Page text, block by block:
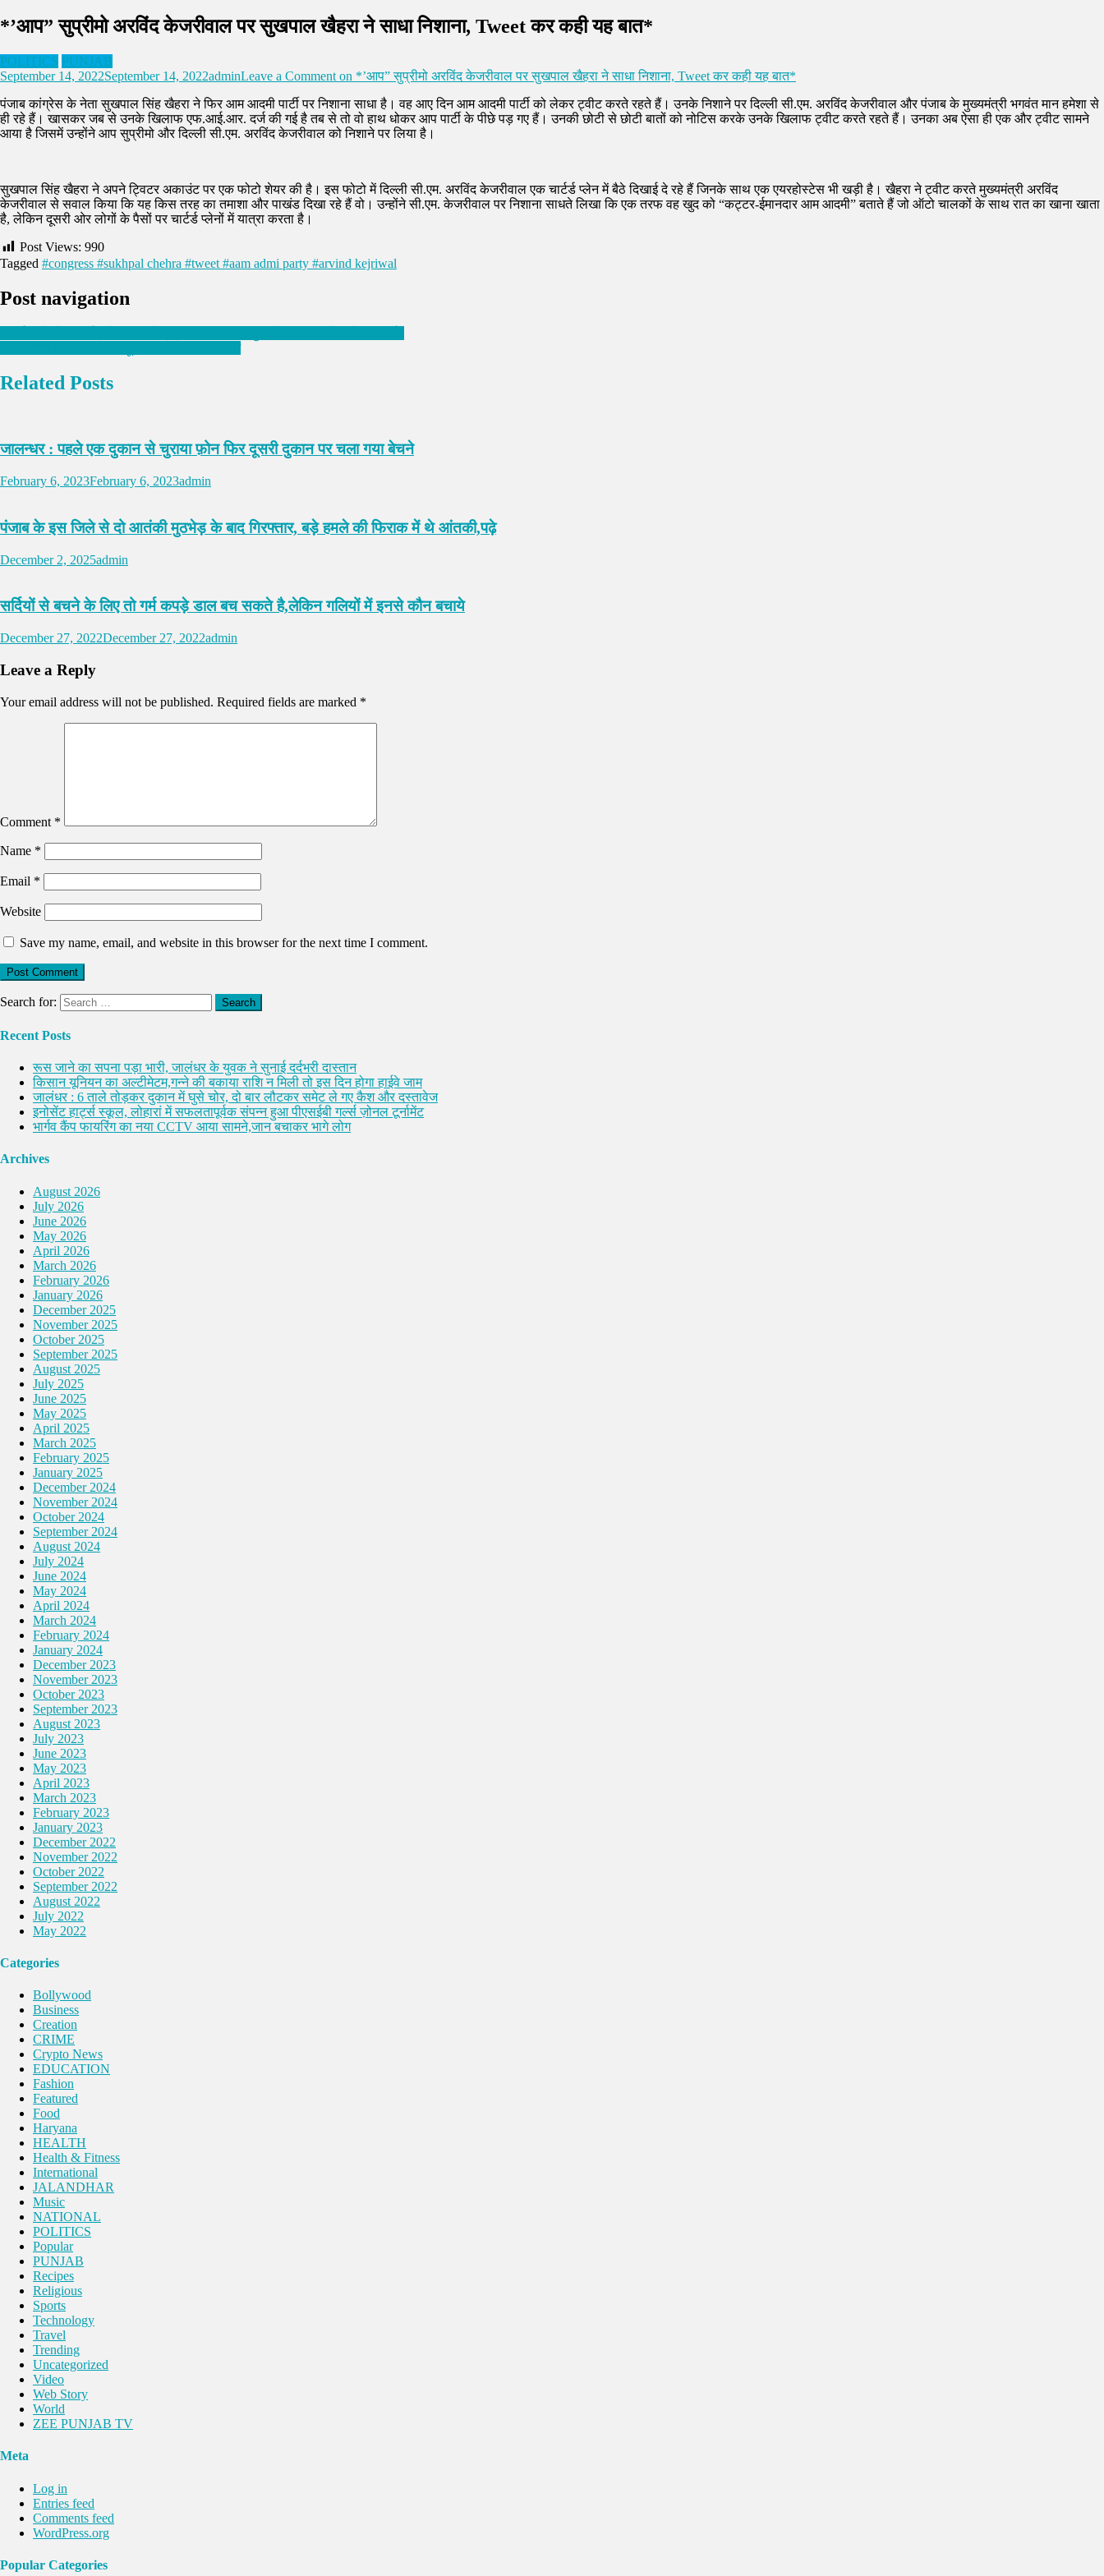
*’आप” सुप्रीमो अरविंद केजरीवाल पर सुखपाल खैहरा ने साधा निशाना, Tweet कर कही यह बात*
POLITICS PUNJAB
September 14, 2022September 14, 2022adminLeave a Comment on *’आप” सुप्रीमो अरविंद केजरीवाल पर सुखपाल खैहरा ने साधा निशाना, Tweet कर कही यह बात*
पंजाब कांग्रेस के नेता सुखपाल सिंह खैहरा ने फिर आम आदमी पार्टी पर निशाना साधा है। वह आए दिन आम आदमी पार्टी को लेकर ट्वीट करते रहते हैं। उनके निशाने पर दिल्ली सी.एम. अरविंद केजरीवाल और पंजाब के मुख्यमंत्री भगवंत मान हमेशा से
ही रहे हैं। खासकर जब से उनके खिलाफ एफ.आई.आर. दर्ज की गई है तब से तो वो हाथ धोकर आप पार्टी के पीछे पड़ गए हैं। उनकी छोटी से छोटी बातों को नोटिस करके उनके खिलाफ ट्वीट करते रहते हैं। उनका अब ऐसा ही एक और ट्वीट सामने
आया है जिसमें उन्होंने आप सुप्रीमो और दिल्ली सी.एम. अरविंद केजरीवाल को निशाने पर लिया है।
सुखपाल सिंह खैहरा ने अपने ट्विटर अकाउंट पर एक फोटो शेयर की है। इस फोटो में दिल्ली सी.एम. अरविंद केजरीवाल एक चार्टर्ड प्लेन में बैठे दिखाई दे रहे हैं जिनके साथ एक एयरहोस्टेस भी खड़ी है। खैहरा ने ट्वीट करते मुख्यमंत्री अरविंद
केजरीवाल से सवाल किया कि यह किस तरह का तमाशा और पाखंड दिखा रहे हैं वो। उन्होंने सी.एम. केजरीवाल पर निशाना साधते लिखा कि एक तरफ वह खुद को “कट्टर-ईमानदार आम आदमी” बताते हैं जो ऑटो चालकों के साथ रात का खाना खाता
है, लेकिन दूसरी ओर लोगों के पैसों पर चार्टर्ड प्लेनों में यात्रा करता है।
Post Views: 990
Tagged #congress #sukhpal chehra #tweet #aam admi party #arvind kejriwal
Post navigation
Related Posts
जालन्धर : पहले एक दुकान से चुराया फ़ोन फिर दूसरी दुकान पर चला गया बेचने
February 6, 2023February 6, 2023admin
पंजाब के इस जिले से दो आतंकी मुठभेड़ के बाद गिरफ्तार, बड़े हमले की फिराक में थे आंतकी,पढ़े
December 2, 2025admin
सर्दियों से बचने के लिए तो गर्म कपड़े डाल बच सकते है,लेकिन गलियों में इनसे कौन बचाये
December 27, 2022December 27, 2022admin
Leave a Reply
Your email address will not be published. Required fields are marked *
Comment *
Name *
Email *
Website
Save my name, email, and website in this browser for the next time I comment.
Search for:
Recent Posts
रूस जाने का सपना पड़ा भारी, जालंधर के युवक ने सुनाई दर्दभरी दास्तान
किसान यूनियन का अल्टीमेटम,गन्ने की बकाया राशि न मिली तो इस दिन होगा हाईवे जाम
जालंधर : 6 ताले तोड़कर दुकान में घुसे चोर, दो बार लौटकर समेट ले गए कैश और दस्तावेज
इनोसेंट हार्ट्स स्कूल, लोहारां में सफलतापूर्वक संपन्न हुआ पीएसईबी गर्ल्स ज़ोनल टूर्नामेंट
भार्गव कैंप फायरिंग का नया CCTV आया सामने,जान बचाकर भागे लोग
Archives
August 2026
July 2026
June 2026
May 2026
April 2026
March 2026
February 2026
January 2026
December 2025
November 2025
October 2025
September 2025
August 2025
July 2025
June 2025
May 2025
April 2025
March 2025
February 2025
January 2025
December 2024
November 2024
October 2024
September 2024
August 2024
July 2024
June 2024
May 2024
April 2024
March 2024
February 2024
January 2024
December 2023
November 2023
October 2023
September 2023
August 2023
July 2023
June 2023
May 2023
April 2023
March 2023
February 2023
January 2023
December 2022
November 2022
October 2022
September 2022
August 2022
July 2022
May 2022
Categories
Bollywood
Business
Creation
CRIME
Crypto News
EDUCATION
Fashion
Featured
Food
Haryana
HEALTH
Health & Fitness
International
JALANDHAR
Music
NATIONAL
POLITICS
Popular
PUNJAB
Recipes
Religious
Sports
Technology
Travel
Trending
Uncategorized
Video
Web Story
World
ZEE PUNJAB TV
Meta
Log in
Entries feed
Comments feed
WordPress.org
Popular Categories